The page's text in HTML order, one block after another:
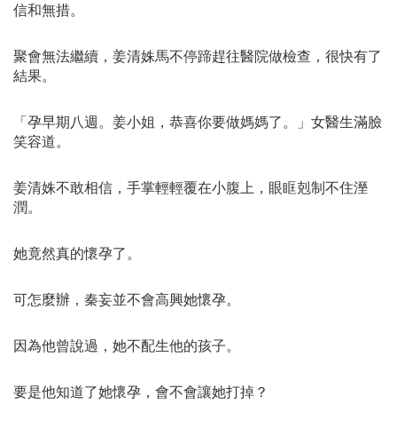
信和無措。
聚會無法繼續，姜清姝馬不停蹄趕往醫院做檢查，很快有了
結果。
「孕早期八週。姜小姐，恭喜你要做媽媽了。」女醫生滿臉
笑容道。
姜清姝不敢相信，手掌輕輕覆在小腹上，眼眶剋制不住溼
潤。
她竟然真的懷孕了。
可怎麼辦，秦妄並不會高興她懷孕。
因為他曾說過，她不配生他的孩子。
要是他知道了她懷孕，會不會讓她打掉？